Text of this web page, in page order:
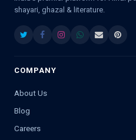
shayari, ghazal & literature.
COMPANY
About Us
Blog
Careers